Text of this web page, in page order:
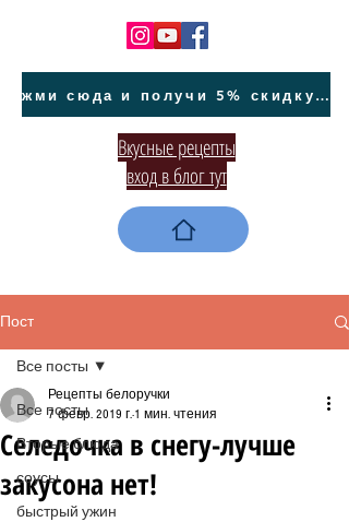
жми сюда и получи 5% скидку на покупку авто на Кипре и автообслуживание
Вкусные рецепты
вход в блог тут
Пост
Все посты
Вторые блюда
соусы
быстрый ужин
Все посты
Селедочка в снегу-лучше
закусона нет!
Рецепты белоручки
7 февр. 2019 г. 1 мин. чтения